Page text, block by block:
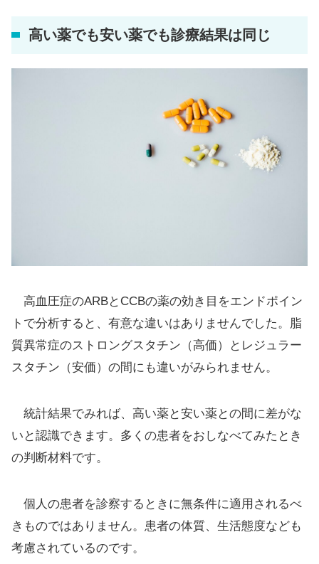
高い薬でも安い薬でも診療結果は同じ
高血圧症のARBとCCBの薬の効き目をエンドポイン
トで分析すると、有意な違いはありませんでした。脂
質異常症のストロングスタチン（高価）とレジュラー
スタチン（安価）の間にも違いがみられません。
統計結果でみれば、高い薬と安い薬との間に差がな
いと認識できます。多くの患者をおしなべてみたとき
の判断材料です。
個人の患者を診察するときに無条件に適用されるべ
きものではありません。患者の体質、生活態度なども
考慮されているのです。